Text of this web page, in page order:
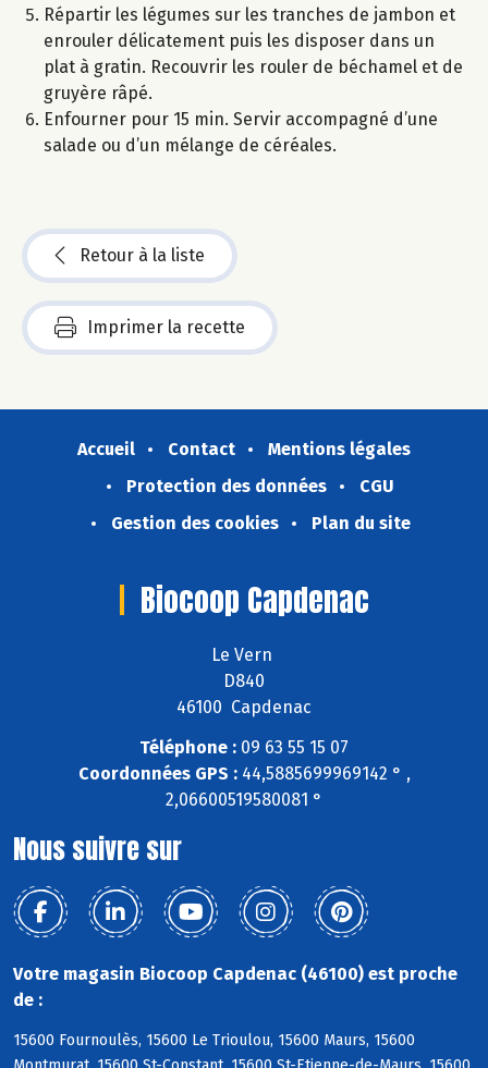
Répartir les légumes sur les tranches de jambon et
enrouler délicatement puis les disposer dans un
plat à gratin. Recouvrir les rouler de béchamel et de
gruyère râpé.
Enfourner pour 15 min. Servir accompagné d’une
salade ou d’un mélange de céréales.
Retour à la liste
Imprimer la recette
Accueil Contact
Mentions légales
Protection des données
CGU
Gestion des cookies
Plan du site
Biocoop Capdenac
Le Vern
D840
46100 Capdenac
Téléphone : 09 63 55 15 07
Coordonnées GPS :44,5885699969142 ° ,
2,06600519580081 °
Nous suivre sur
Votre magasin Biocoop Capdenac (46100) est proche
de :
15600 Fournoulès, 15600 Le Trioulou, 15600 Maurs, 15600